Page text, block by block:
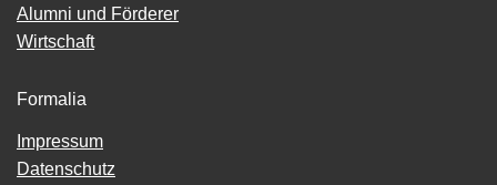
Alumni und Förderer
Wirtschaft
Formalia
Impressum
Datenschutz